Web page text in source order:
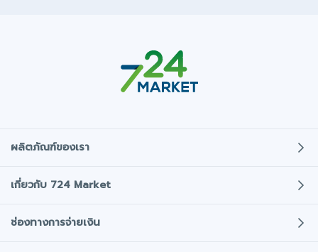
ผลิตภัณฑ์ของเรา
ประกันภัยรถยนต์
พ.ร.บ. รถยนต์
เกี่ยวกับ 724 Market
ช่องทางการจ่ายเงิน